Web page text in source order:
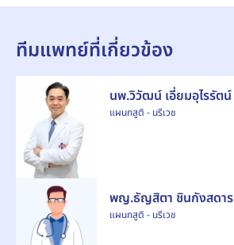
ทีมแพทย์ที่เกี่ยวข้อง
นพ.วิวัฒน์ เอี่ยมอุไรรัตน์
แผนกสูติ - นรีเวช
พญ.ธัญสิตา ชินกังสดาร
แผนกสูติ - นรีเวช